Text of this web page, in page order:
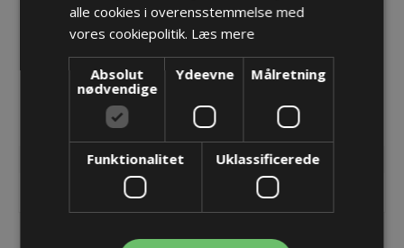
Trækaflastning til UA1555
- 100
30,68 kr.
Lager: 19 på lager
KØB
Trækaflastning til UA1555
- 125
34,21 kr.
Lager: 4 på lager
alle cookies i overensstemmelse med
vores cookiepolitik. Læs mere
Absolut
nødvendige
Ydeevne Målretning
Funktionalitet Uklassificerede